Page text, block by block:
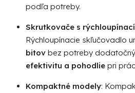
podľa potreby.
Skrutkovače s
Rýchloupínacie skľučovadlo
bitov bez potreby
efektivitu a pohodlie pri
Kompaktné modely: